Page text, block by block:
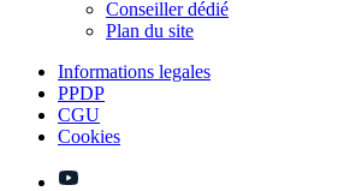
Conseiller dédié
Plan du site
Informations legales
PPDP
CGU
Cookies